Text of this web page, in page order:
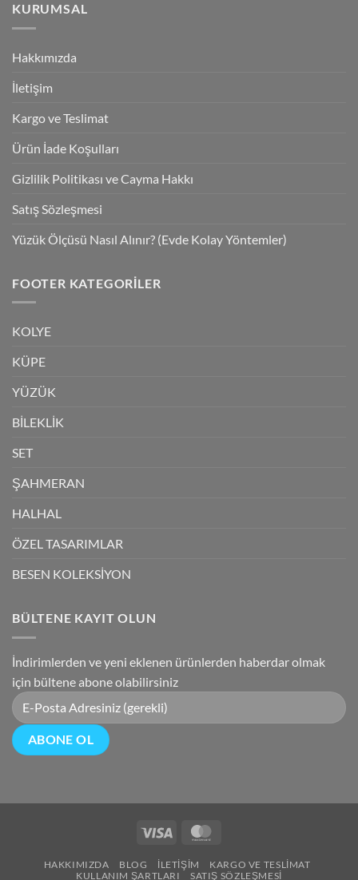
KURUMSAL
Hakkımızda
İletişim
Kargo ve Teslimat
Ürün İade Koşulları
Gizlilik Politikası ve Cayma Hakkı
Satış Sözleşmesi
Yüzük Ölçüsü Nasıl Alınır? (Evde Kolay Yöntemler)
FOOTER KATEGORILER
KOLYE
KÜPE
YÜZÜK
BİLEKLİK
SET
ŞAHMERAN
HALHAL
ÖZEL TASARIMLAR
BESEN KOLEKSİYON
BÜLTENE KAYIT OLUN
İndirimlerden ve yeni eklenen ürünlerden haberdar olmak
için bültene abone olabilirsiniz
Visa
HAKKIMIZDA BLOG İLETIŞIM
KARGO VE TESLIMAT
KULLANIM ŞARTLARI
SATIŞ SÖZLEŞMESI